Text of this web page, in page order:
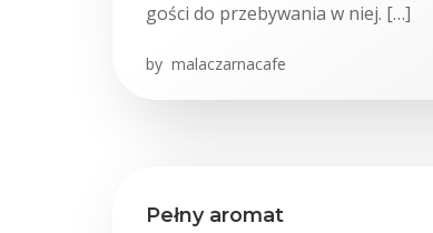
gości do przebywania w niej. […]
by malaczarnacafe
Pełny aromat